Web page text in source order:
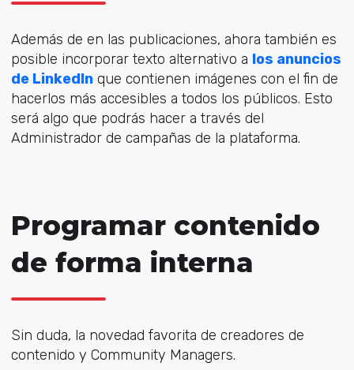
Además de en las publicaciones, ahora también es
posible incorporar texto alternativo a los anuncios
de LinkedInque contienen imágenes con el fin de
hacerlos más accesibles a todos los públicos. Esto
será algo que podrás hacer a través del
Administrador de campañas de la plataforma.
Programar contenido
de forma interna
Sin duda, la novedad favorita de creadores de
contenido y Community Managers.